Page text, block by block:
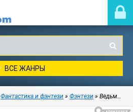
ВСЕ ЖАНРЫ
Фантастика и фэнтези » Фэнтези » Ведьма и компания (СИ) - Волынская Илона